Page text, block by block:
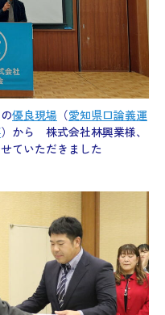
優良現場 （愛知県口論義運
）から 株式会社林興業様、
ていただきました